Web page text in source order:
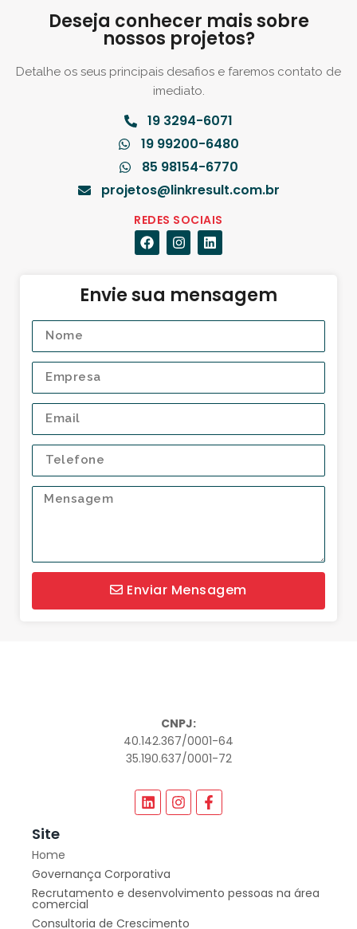
Deseja conhecer mais sobre
nossos projetos?
Detalhe os seus principais desafios e faremos contato de
imediato.
19 3294-6071
19 99200-6480
85 98154-6770
projetos@linkresult.com.br
REDES SOCIAIS
Envie sua mensagem
Enviar Mensagem
CNPJ:
40.142.367/0001-64
35.190.637/0001-72
Site
Home
Governança Corporativa
Recrutamento e desenvolvimento pessoas na área
comercial
Consultoria de Crescimento